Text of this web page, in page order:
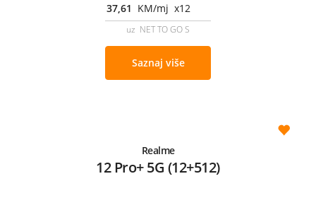
37,61 KM/mj x12
uz NET TO GO S
Saznaj više
Realme
12 Pro+ 5G (12+512)